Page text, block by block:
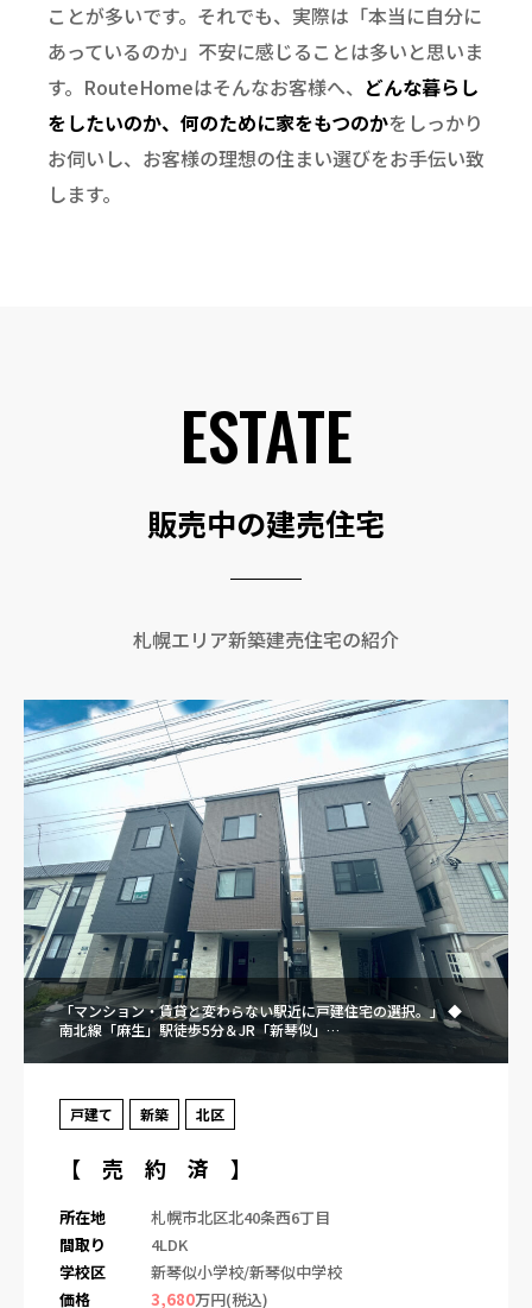
ことが多いです。それでも、実際は「本当に自分に
あっているのか」不安に感じることは多いと思いま
す。RouteHomeはそんなお客様へ、 どんな暮らし
をしたいのか、何のために家をもつのかをしっかり
お伺いし、お客様の理想の住まい選びをお手伝い致
します。
ESTATE
販売中の建売住宅
札幌エリア新築建売住宅の紹介
「マンション・賃貸と変わらない駅近に戸建住宅の選択。」 ◆
南北線「麻生」駅徒歩5分＆JR「新琴似」…
戸建て 新築 北区
【 売 約 済 】
所在地
札幌市北区北40条西6丁目
間取り
4LDK
学校区
新琴似小学校/新琴似中学校
価格
3,680万円(税込)